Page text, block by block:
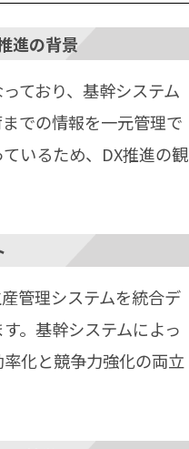
進の背景
ており、基幹システム
での情報を一元管理で
いるため、DX推進の観
管理システムを統合デ
。基幹システムによっ
化と競争力強化の両立